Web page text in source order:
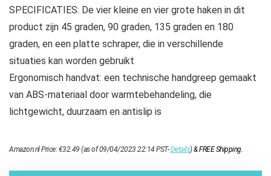
SPECIFICATIES: De vier kleine en vier grote haken in dit
product zijn 45 graden, 90 graden, 135 graden en 180
graden, en een platte schraper, die in verschillende
situaties kan worden gebruikt
Ergonomisch handvat: een technische handgreep gemaakt
van ABS-materiaal door warmtebehandeling, die
lichtgewicht, duurzaam en antislip is
Amazon.nl Price:€32.49 (as of 09/04/2023 22:14 PST-Details)&FREE Shipping.